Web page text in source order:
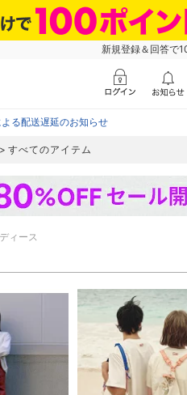
新規登録＆回答で
る配送遅延のお知らせ
すべてのアイテム
ィース